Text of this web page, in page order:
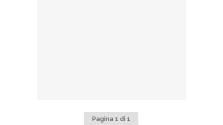
Pagina 1 di 1